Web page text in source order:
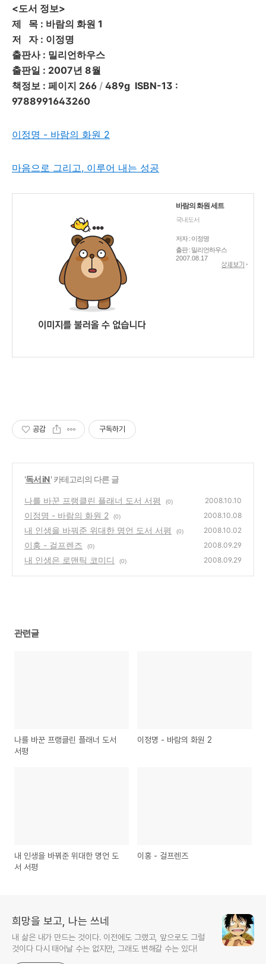
<도서 정보>
제 목 : 바람의 화원 1
저 자: 이정명
출판사: 밀리언하우스
출판일 : 2007년 8월
책정보 : 페이지 266 / 489g ISBN-13 :
9788991643260
이정명 - 바람의 화원 2
마음으로 그리고, 이루어 내는 성공
바람의 화원 세트
국내도서
저자 : 이정명
출판 : 밀리언하우스
2007.08.17
공감 구독하기
'독서 iN' 카테고리의 다른 글
나를 바꾼 프랭클린 플래너 도서 서평 (0) 2008.10.10
이정명 - 바람의 화원 2 (0) 2008.10.08
내 인생을 바꿔준 위대한 명언 도서 서평 (0) 2008.10.02
이홍 - 걸프렌즈 (0) 2008.09.29
내 인생은 로맨틱 코미디 (0) 2008.09.29
관련글
나를 바꾼 프랭클린 플래너 도서
서평
이정명 - 바람의 화원 2
내 인생을 바꿔준 위대한 명언 도
서 서평
이홍 - 걸프렌즈
희망을 보고, 나는 쓰네
내 삶은 내가 만드는 것이다. 이전에도 그랬고, 앞으로도 그럴
것이다 다시 태어날 수는 없지만, 그래도 변해갈 수는 있다!